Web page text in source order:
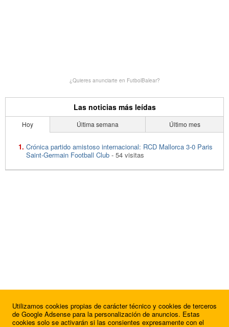
¿Quieres anunciarte en FutbolBalear?
Las noticias más leídas
Hoy Última semana Último mes
Crónica partido amistoso internacional: RCD Mallorca 3-0 Paris
Saint-Germain Football Club - 54 visitas
Utilizamos cookies propias de carácter técnico y cookies de terceros
de Google Adsense para la personalización de anuncios. Estas
cookies solo se activarán si las consientes expresamente con el